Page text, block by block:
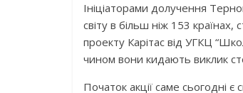
Ініціаторами долучення
світу в більш ніж 153
проекту Карітас від УГКЦ
чином вони кидають виклик
Початок акції саме сьогодні